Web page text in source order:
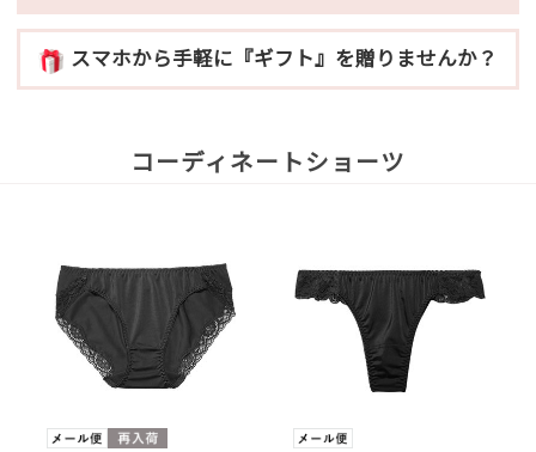
スマホから手軽に『ギフト』を贈りませんか？
コーディネートショーツ